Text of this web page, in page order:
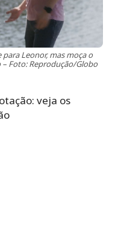
Leonor, mas moça o
Foto: Reprodução/Globo
veja os